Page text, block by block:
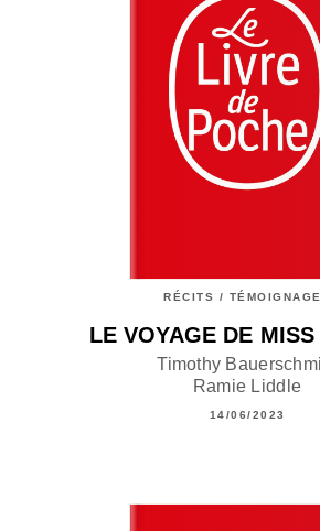
RÉCITS /
LE VOYAGE DE
Timothy
Ramie Liddle
14/06/2023